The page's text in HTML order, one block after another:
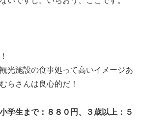
光施設の食事処って高いイメージあ
らさんは良心的だ！
学生まで：８８０円、３歳以上：５